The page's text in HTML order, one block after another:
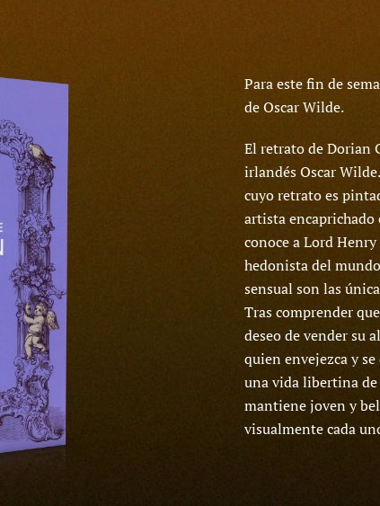
Para este fin de
de Oscar Wilde.
El retrato de Dorian
irlandés Oscar
cuyo retrato es
artista encaprichado
conoce a Lord
hedonista del
sensual son las
Tras comprender
deseo de vender su
quien envejezca y
una vida libertina de
mantiene joven y
visualmente cada